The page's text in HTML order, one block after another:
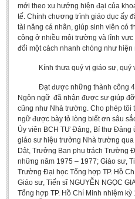
mới theo xu hướng hiện đại của
tế. Chính chương trình giáo dục ấy
tài năng cá nhân, giúp sinh viên có
công ở nhiều môi trường và lĩnh
đổi một cách nhanh chóng như hiện
Kính thưa quý vị giáo sư, quý
Đạt được những thành công 40
Ngôn ngữ đã nhận được sự giúp
cũng như Nhà trường. Cho phép tôi
ngữ được bày tỏ lòng biết ơn sâu
Ủy viên BCH TƯ Đảng, Bí thư Đảng
giáo sư hiệu trưởng Nhà trường
Dật, Trưởng Ban phụ trách Trường
những năm 1975 – 1977; Giáo sư,
Trường Đại học Tổng hợp TP. Hồ
Giáo sư, Tiến sĩ NGUYỄN NGỌC
Tổng hợp TP. Hồ Chí Minh nhiệm